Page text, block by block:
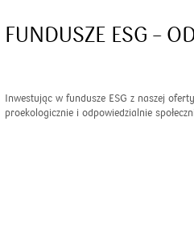
FUNDUSZE ESG –
Inwestując w fundusze ESG z naszej
proekologicznie i odpowiedzialnie